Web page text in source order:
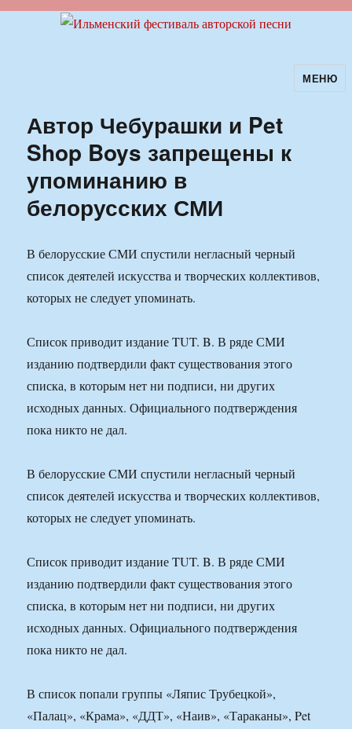
Ильменский фестиваль авторскойМЕНЮ
Автор Чебурашки и Pet
Shop Boys запрещены к
упоминанию в
белорусских СМИ
В белорусские СМИ спустили негласный черный
список деятелей искусства и творческих коллективов,
которых не следует упоминать.
Список приводит издание TUT. B. В ряде СМИ
изданию подтвердили факт существования этого
списка, в которым нет ни подписи, ни других
исходных данных. Официального подтверждения
пока никто не дал.
В белорусские СМИ спустили негласный черный
список деятелей искусства и творческих коллективов,
которых не следует упоминать.
Список приводит издание TUT. B. В ряде СМИ
изданию подтвердили факт существования этого
списка, в которым нет ни подписи, ни других
исходных данных. Официального подтверждения
пока никто не дал.
В список попали группы «Ляпис Трубецкой»,
«Палац», «Крама», «ДДТ», «Наив», «Тараканы», Pet